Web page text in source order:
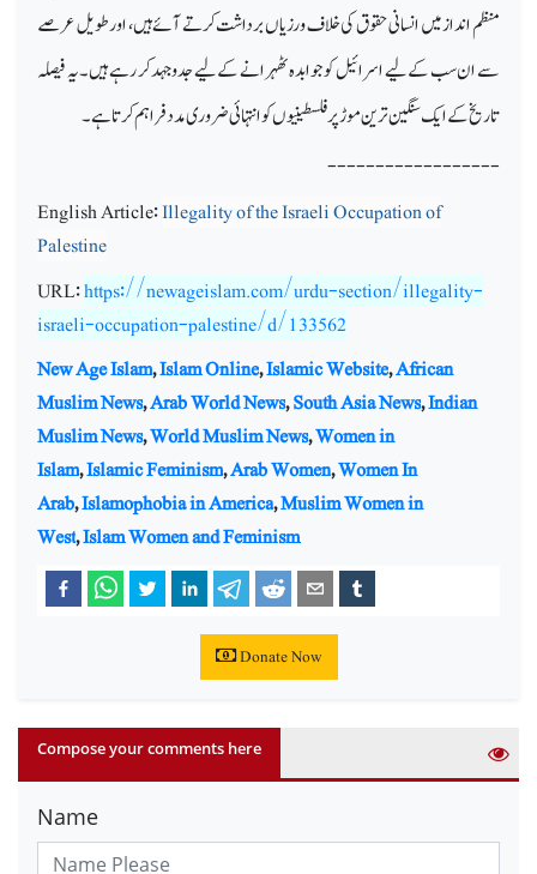
منظم انداز میں انسانی حقوق کی خلاف ورزیاں برداشت کرتے آئے ہیں، اور طویل عرصے
سے ان سب کے لیے اسرائیل کو جوابدہ ٹھہرانے کے لیے جدوجہد کر رہے ہیں۔ یہ فیصلہ
تاریخ کے ایک سنگین ترین موڑ پر فلسطینیوں کو انتہائی ضروری مدد فراہم کرتا ہے۔
------------------
English Article:Illegality of the Israeli Occupation of
Palestine
URL:https://newageislam.com/urdu-section/illegality-
israeli-occupation-palestine/d/133562
New Age Islam,Islam Online,Islamic Website,African
Muslim News,Arab World News,South Asia News,Indian
Muslim News,World Muslim News,Women in
Islam,Islamic Feminism,Arab Women,Women In
Arab,Islamophobia in America,Muslim Women in
West,Islam Women and Feminism
Donate Now
Compose your comments here
Name